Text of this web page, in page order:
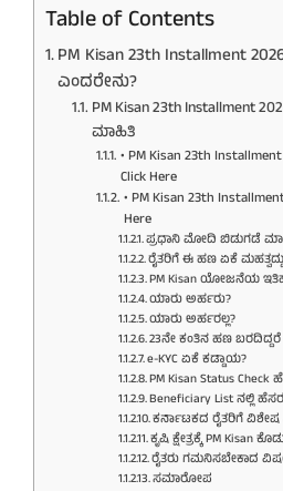
Table of Contents
PM Kisan 23th Installment
ಎಂದರೇನು?
PM Kisan 23th Installment
ಮಾಹಿತಿ
• PM Kisan 23th
Click Here
• PM Kisan 23th
Here
ಪ್ರಧಾನಿ ಮೋದಿ ಬಿಡುಗಡೆ
ರೈತರಿಗೆ ಈ ಹಣ ಏಕೆ
PM Kisan ಯೋಜನೆಯ
ಯಾರು ಅರ್ಹರು?
ಯಾರು ಅರ್ಹರಲ್ಲ?
23ನೇ ಕಂತಿನ ಹಣ
e-KYC ಏಕೆ ಕಡ್ಡಾಯ?
PM Kisan Status Check
Beneficiary List ನಲ್ಲಿ
ಕರ್ನಾಟಕದ ರೈತರಿಗೆ ವಿಶೇಷ
ಕೃಷಿ ಕ್ಷೇತ್ರಕ್ಕೆ PM Kisan
ರೈತರು ಗಮನಿಸಬೇಕಾದ
ಸಮಾರೋಪ